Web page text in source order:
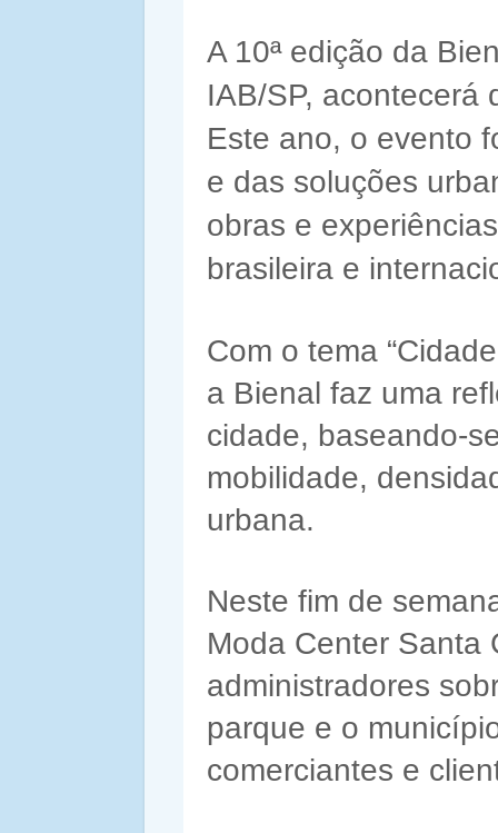
A 10ª edição da
IAB/SP, acontecerá
Este ano, o evento
e das soluções
obras e
brasileira e
Com o tema
a Bienal faz uma
cidade, baseando-
mobilidade,
urbana.
Neste fim de
Moda Center Santa
administradores
parque e o
comerciantes e